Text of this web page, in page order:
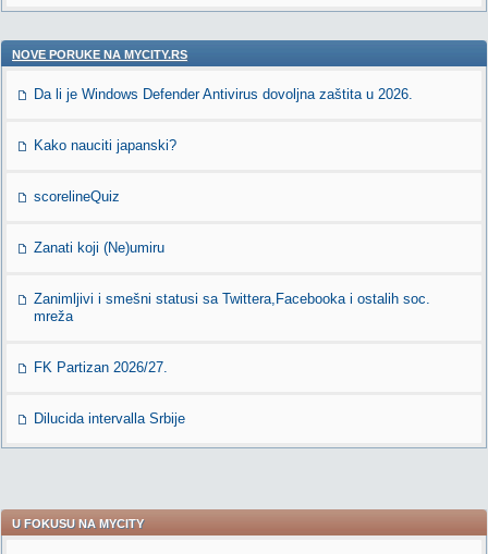
NOVE PORUKE NA MYCITY.RS
Da li je Windows Defender Antivirus dovoljna zaštita u 2026.
Kako nauciti japanski?
scorelineQuiz
Zanati koji (Ne)umiru
Zanimljivi i smešni statusi sa Twittera,Facebooka i ostalih soc.
mreža
FK Partizan 2026/27.
Dilucida intervalla Srbije
U FOKUSU NA MYCITY